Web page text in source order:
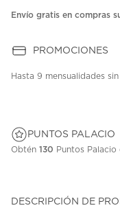
Envío gratis en compras
PROMOCIONES
Hasta 9 mensualidades
PUNTOS PALACIO
Obtén 130 Puntos
DESCRIPCIÓN DE